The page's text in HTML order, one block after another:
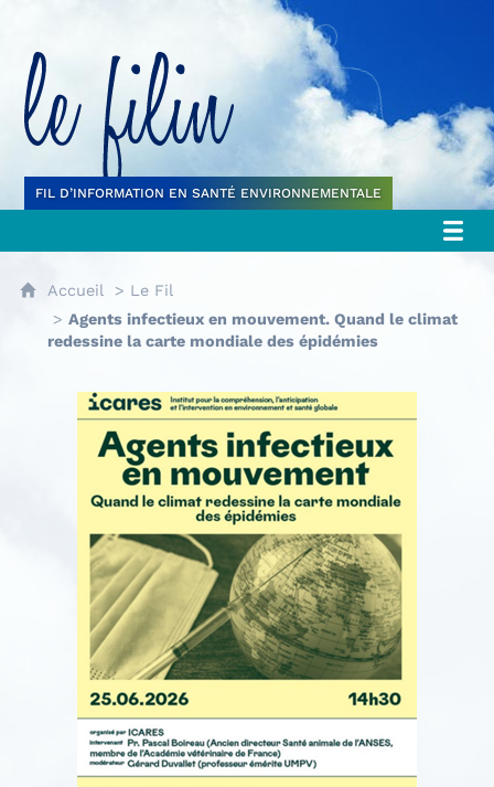
FIL D’INFORMATION EN SANTÉ ENVIRONNEMENTALE
Accueil
Le Fil
Agents infectieux en mouvement. Quand le climat
redessine la carte mondiale des épidémies